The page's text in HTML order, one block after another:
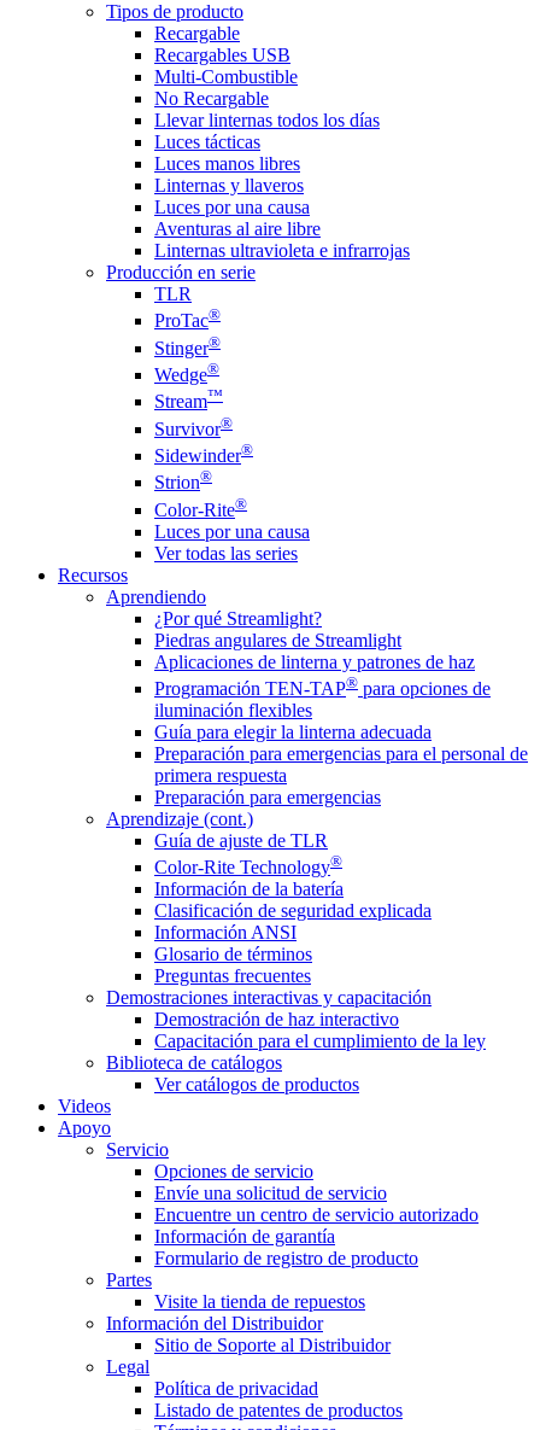
Tipos de producto
Recargable
Recargables USB
Multi-Combustible
No Recargable
Llevar linternas todos los días
Luces tácticas
Luces manos libres
Linternas y llaveros
Luces por una causa
Aventuras al aire libre
Linternas ultravioleta e infrarrojas
Producción en serie
TLR
ProTac®
Stinger®
Wedge®
Stream™
Survivor®
Sidewinder®
Strion®
Color-Rite®
Luces por una causa
Ver todas las series
Recursos
Aprendiendo
¿Por qué Streamlight?
Piedras angulares de Streamlight
Aplicaciones de linterna y patrones de haz
Programación TEN-TAP® para opciones de
iluminación flexibles
Guía para elegir la linterna adecuada
Preparación para emergencias para el personal de
primera respuesta
Preparación para emergencias
Aprendizaje (cont.)
Guía de ajuste de TLR
Color-Rite Technology®
Información de la batería
Clasificación de seguridad explicada
Información ANSI
Glosario de términos
Preguntas frecuentes
Demostraciones interactivas y capacitación
Demostración de haz interactivo
Capacitación para el cumplimiento de la ley
Biblioteca de catálogos
Ver catálogos de productos
Videos
Apoyo
Servicio
Opciones de servicio
Envíe una solicitud de servicio
Encuentre un centro de servicio autorizado
Información de garantía
Formulario de registro de producto
Partes
Visite la tienda de repuestos
Información del Distribuidor
Sitio de Soporte al Distribuidor
Legal
Política de privacidad
Listado de patentes de productos